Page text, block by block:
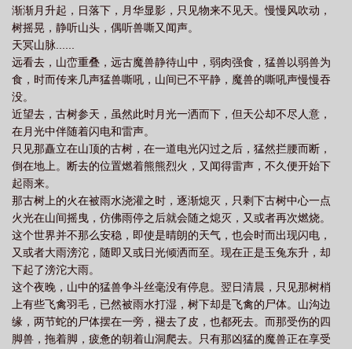
奖 开源新闻 开源 模型 开源证券给予德赛西威评级 开源信息什么意
思 开源证券给予广发证券买入评级
证券给予平高电气买入评级 开源鸿蒙6.1版本发布 开源阅读app安装 开源体
育app 开源证券给予赛力斯买入评级 开源证券国内风电需求稳固 开源证券
给予通富微电买入评级 开源阅读app 开源证券给予比亚
迪买入评级 开源鸿蒙亮相hdc2026
给予远望谷买入评级 开源证券孙金钜谈资本市场 开源证券电改加速深化
源证券风电氢能行业乘风拓海 开源证券给予新城控股买入评级 开源鸿蒙和华为
鸿蒙区别 开源掌机 开源鸿蒙6.1发布 开源证券首次覆盖华源控股 开源
软件 开源证券给予科沃斯买入评级 开源证券发布北交所首次覆盖报告 开源
证券给予禾昌聚合增持评级
思 开源社区 开源模型是什么意思 开源人工智能是什么意思 开源软件是
什么意思 开源证券予博俊科技买入评级 开源证券首次覆盖远东股份 开源证
券西安西大街是谁的席位 开源信息 开源证券维持国博电子评级 开源网站
渐渐月升起，日落下，月华显影，只见物来不见天。慢慢风吹动，
树摇晃，静听山头，偶听兽嘶又闻声。
天冥山脉......
远看去，山峦重叠，远古魔兽静待山中，弱肉强食，猛兽以弱兽为
食，时而传来几声猛兽嘶吼，山间已不平静，魔兽的嘶吼声慢慢吞
没。
近望去，古树参天，虽然此时月光一洒而下，但天公却不尽人意，
在月光中伴随着闪电和雷声。
只见那矗立在山顶的古树，在一道电光闪过之后，猛然拦腰而断，
倒在地上。断去的位置燃着熊熊烈火，又闻得雷声，不久便开始下
起雨来。
那古树上的火在被雨水浇灌之时，逐渐熄灭，只剩下古树中心一点
火光在山间摇曳，仿佛雨停之后就会随之熄灭，又或者再次燃烧。
这个世界并不那么安稳，即使是晴朗的天气，也会时而出现闪电，
又或者大雨滂沱，随即又或日光倾洒而至。现在正是玉兔东升，却
下起了滂沱大雨。
这个夜晚，山中的猛兽争斗丝毫没有停息。翌日清晨，只见那树梢
上有些飞禽羽毛，已然被雨水打湿，树下却是飞禽的尸体。山沟边
缘，两节蛇的尸体摆在一旁，褪去了皮，也都死去。而那受伤的四
脚兽，拖着脚，疲惫的朝着山洞爬去。只有那凶猛的魔兽正在享受